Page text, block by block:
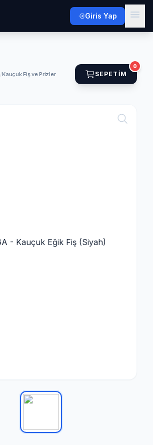
Giris Yap
/Kauçuk Fiş ve Prizler SEPETIM
0